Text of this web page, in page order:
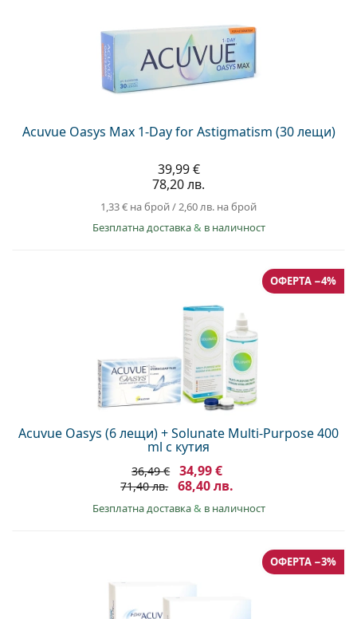
Acuvue Oasys Max 1-Day for Astigmatism (30 лещи)
39,99 €
78,20 лв.
1,33 € на брой/ 2,60 лв. на брой
Безплатна доставка& в наличност
Acuvue Oasys (6 лещи) + Solunate Multi-Purpose 400
ml с кутия
ОФЕРТА −4%
36,49 € 34,99 €
71,40 лв. 68,40 лв.
Безплатна доставка& в наличност
ОФЕРТА −3%